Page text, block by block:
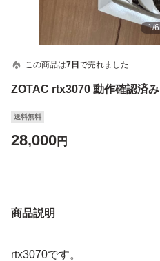
1/6
この商品は7日 で売れました
ZOTAC rtx3070 動作確認済み
送料無料
28,000円
商品説明
rtx3070です。